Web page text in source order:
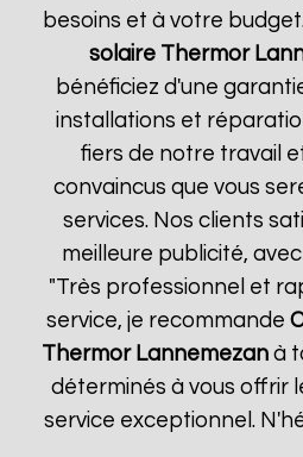
besoins et à votre
solaire Thermor
bénéficiez d'une
installations et
fiers de notre travail
convaincus que vous
services. Nos clients
meilleure publicité,
"Très professionnel et
service, je recommande
Thermor Lannemezanà
déterminés à vous offrir
service exceptionnel.